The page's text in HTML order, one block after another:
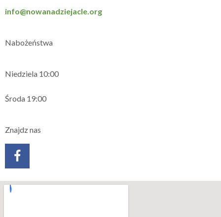
info@nowanadziejacle.org
Nabożeństwa
Niedziela 10:00
Środa 19:00
Znajdz nas